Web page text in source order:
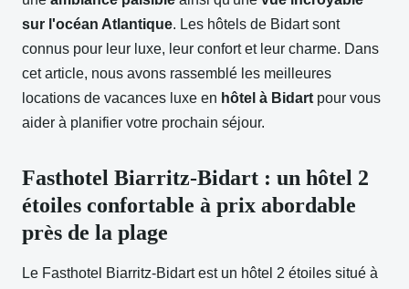
sur l'océan Atlantique. Les hôtels de Bidart sont
connus pour leur luxe, leur confort et leur charme. Dans
cet article, nous avons rassemblé les meilleures
locations de vacances luxe en hôtel à Bidart pour vous
aider à planifier votre prochain séjour.
Fasthotel Biarritz-Bidart : un hôtel 2
étoiles confortable à prix abordable
près de la plage
Le Fasthotel Biarritz-Bidart est un hôtel 2 étoiles situé à